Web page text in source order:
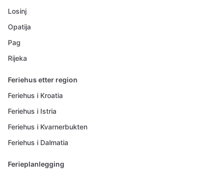
Losinj
Opatija
Pag
Rijeka
Feriehus etter region
Feriehus i Kroatia
Feriehus i Istria
Feriehus i Kvarnerbukten
Feriehus i Dalmatia
Ferieplanlegging